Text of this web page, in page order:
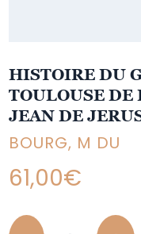
HISTOIRE DU
TOULOUSE DE
JEAN DE
BOURG, M DU
61,00€
Quantity